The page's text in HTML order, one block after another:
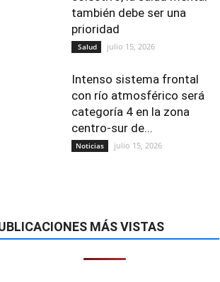
también debe ser una
prioridad
Salud julio 15, 2026
Intenso sistema frontal
con río atmosférico será
categoría 4 en la zona
centro-sur de...
Noticias julio 15, 2026
MÁS VISTAS